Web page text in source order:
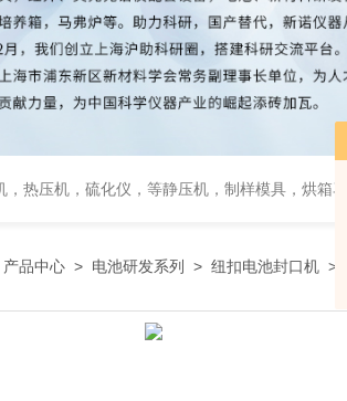
，热压机，硫化仪，等静压机，制样模具，烘箱
产品中心 > 电池研发系列 > 纽扣电池封口机 >